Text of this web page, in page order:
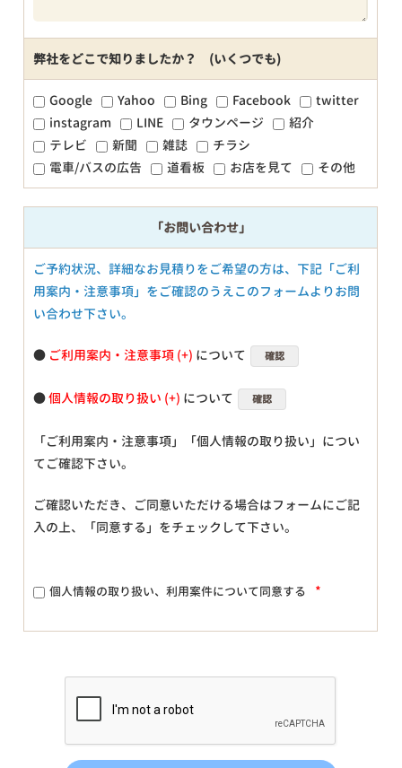
弊社をどこで知りましたか？ (いくつでも)
Google Yahoo Bing Facebook
twitter
instagram
LINE タウンページ
紹介
テレビ
新聞 雑誌
チラシ
電車/バスの広告
道看板 お店を見て その他
「お問い合わせ」
ご予約状況、詳細なお見積りをご希望の方は、下記「ご利
用案内・注意事項」をご確認のうえこのフォームよりお問
い合わせ下さい。
● ご利用案内・注意事項 について 確認
●個人情報の取り扱い について 確認
「ご利用案内・注意事項」「個人情報の取り扱い」につい
てご確認下さい。
ご確認いただき、ご同意いただける場合はフォームにご記
入の上、「同意する」をチェックして下さい。
個人情報の取り扱い、利用案件について同意する *